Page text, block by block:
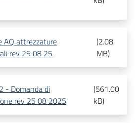
AQ attrezzature
rev 25 08 25
(2.08
MB)
- Domanda di
rev 25 08 2025
(561.00
kB)